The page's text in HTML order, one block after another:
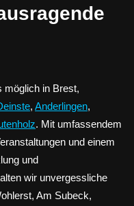
möglich in Brest,
, Anderlingen,
. Mit umfassendem
und einem
und
wir unvergessliche
Am Subeck,